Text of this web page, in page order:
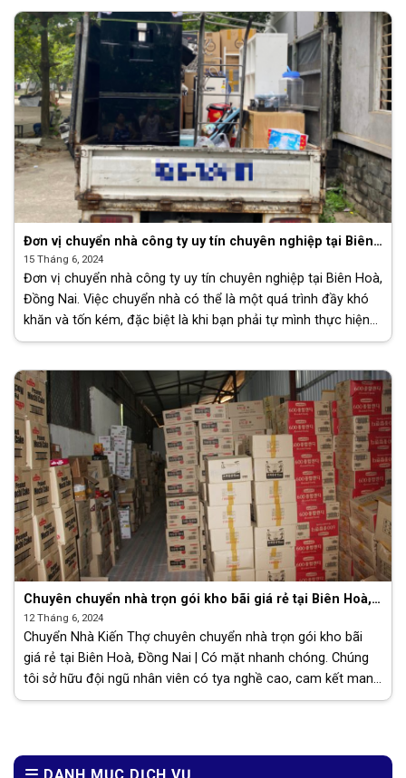
Đơn vị chuyển nhà công ty uy tín chuyên nghiệp tại Biên
Hoà, Đồng Nai
15 Tháng 6, 2024
Đơn vị chuyển nhà công ty uy tín chuyên nghiệp tại Biên Hoà,
Đồng Nai. Việc chuyển nhà có thể là một quá trình đầy khó
khăn và tốn kém, đặc biệt là khi bạn phải tự mình thực hiện
[...]
Chuyên chuyển nhà trọn gói kho bãi giá rẻ tại Biên Hoà,
Đồng Nai | Có mặt nhanh chóng
12 Tháng 6, 2024
Chuyển Nhà Kiến Thợ chuyên chuyển nhà trọn gói kho bãi
giá rẻ tại Biên Hoà, Đồng Nai | Có mặt nhanh chóng. Chúng
tôi sở hữu đội ngũ nhân viên có tya nghề cao, cam kết mang
đến cho [...]
DANH MỤC DỊCH VỤ